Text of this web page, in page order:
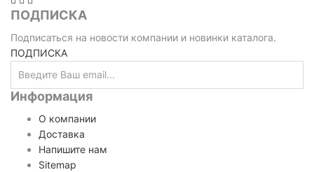
ПОДПИСКА
Подписаться на новости компании и новинки каталога.
ПОДПИСКА
Информация
О компании
Доставка
Напишите нам
Sitemap